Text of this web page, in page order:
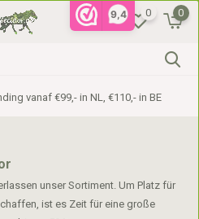
9,4 0 0
€99,- in NL, €110,- in BE
unser Sortiment. Um Platz für
ist es Zeit für eine große